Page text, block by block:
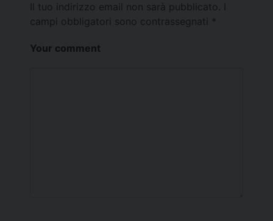
Il tuo indirizzo email non sarà pubblicato.
campi obbligatori sono contrassegnati *
Your comment